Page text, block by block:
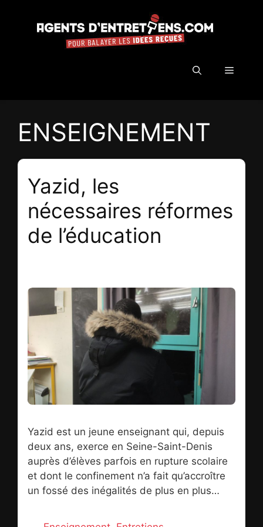
contenu
Menu
ENSEIGNEMENT
Yazid, les
nécessaires réformes
de l’éducation
Yazid est un jeune enseignant qui, depuis
deux ans, exerce en Seine-Saint-Denis
auprès d’élèves parfois en rupture scolaire
et dont le confinement n’a fait qu’accroître
un fossé des inégalités de plus en plus
Catégories